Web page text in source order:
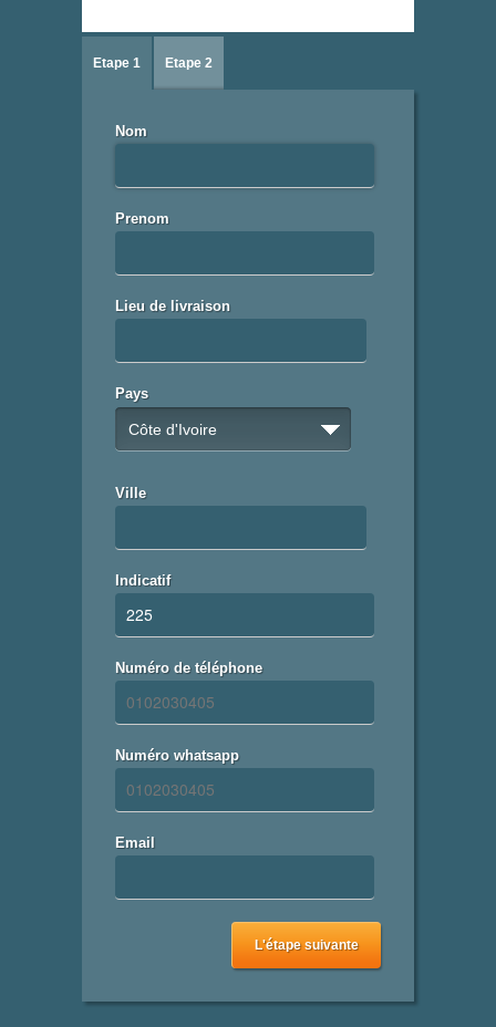
Etape 1 Etape 2
Nom
Prenom
Lieu de livraison
Pays
Côte d'Ivoire
Ville
Indicatif
Numéro de téléphone
Numéro whatsapp
Email
L'étape suivante